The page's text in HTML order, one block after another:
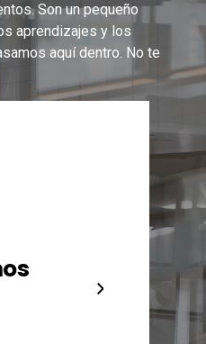
Son un pequeño
aprendizajes y los
aquí dentro. No te